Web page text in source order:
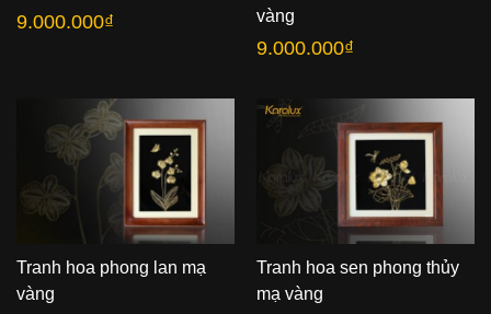
9.000.000₫
vàng
9.000.000₫
Tranh hoa phong lan mạ
vàng
Tranh hoa sen phong thủy
mạ vàng